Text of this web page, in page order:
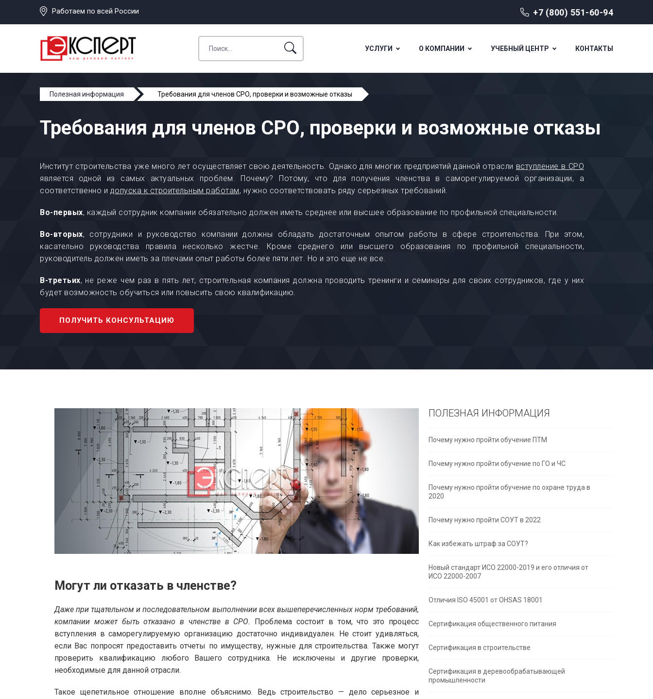
Работаем по всей России +7 (800) 551-60-94
УСЛУГИ О КОМПАНИИ УЧЕБНЫЙ ЦЕНТР КОНТАКТЫ
Полезная информация Требования для членов СРО, проверки и возможные отказы
Требования для членов СРО, проверки и возможные отказы
Институт строительства уже много лет осуществляет свою деятельность. Однако для многих предприятий данной отрасли вступление в СРО
является одной из самых актуальных проблем. Почему? Потому, что для получения членства в саморегулируемой организации, а
соответственно и допуска к строительным работам, нужно соответствовать ряду серьезных требований.
Во-первых, каждый сотрудник компании обязательно должен иметь среднее или высшее образование по профильной специальности.
Во-вторых, сотрудники и руководство компании должны обладать достаточным опытом работы в сфере строительства. При этом,
касательно руководства правила несколько жестче. Кроме среднего или высшего образования по профильной специальности,
руководитель должен иметь за плечами опыт работы более пяти лет. Но и это еще не все.
В-третьих, не реже чем раз в пять лет, строительная компания должна проводить тренинги и семинары для своих сотрудников, где у них
будет возможность обучиться или повысить свою квалификацию.
ПОЛУЧИТЬ КОНСУЛЬТАЦИЮ
Могут ли отказать в членстве?
Даже при тщательном и последовательном выполнении всех вышеперечисленных норм требований,
компании может быть отказано в членстве в СРО.
Проблема состоит в том, что это процесс
вступления в саморегулируемую организацию достаточно индивидуален. Не стоит удивляться,
если Вас попросят предоставить отчеты по имуществу, нужные для строительства. Также могут
проверить квалификацию любого Вашего сотрудника. Не исключены и другие проверки,
необходимые для данной отрасли.
Такое щепетильное отношение вполне объяснимо. Ведь строительство — дело серьезное и
ПОЛЕЗНАЯ ИНФОРМАЦИЯ
Почему нужно пройти обучение ПТМ
Почему нужно пройти обучение по ГО и ЧС
Почему нужно пройти обучение по охране труда в
2020
Почему нужно пройти СОУТ в 2022
Как избежать штраф за СОУТ?
Новый стандарт ИСО 22000-2019 и его отличия от
ИСО 22000-2007
Отличия ISO 45001 от OHSAS 18001
Сертификация общественного питания
Сертификация в строительстве
Сертификация в деревообрабатывающей
промышленности